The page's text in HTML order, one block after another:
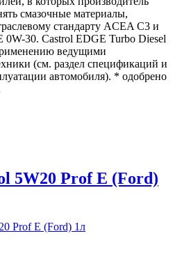
смазочные материалы,
стандарту ACEA С3 и
0W-30. Castrol EDGE Turbo Diesel
ведущими
(см. раздел спецификаций и
автомобиля). * одобрено
5W20 Prof E (Ford)